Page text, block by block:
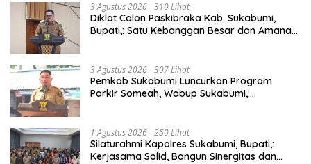
3 Agustus 2026 310 Lihat
Diklat Calon Paskibraka Kab. Sukabumi,
Bupati,: Satu Kebanggan Besar dan Amanah
3 Agustus 2026 307 Lihat
Pemkab Sukabumi Luncurkan Program
Parkir Someah, Wabup Sukabumi,:
1 Agustus 2026 250 Lihat
Silaturahmi Kapolres Sukabumi, Bupati,:
Kerjasama Solid, Bangun Sinergitas dan